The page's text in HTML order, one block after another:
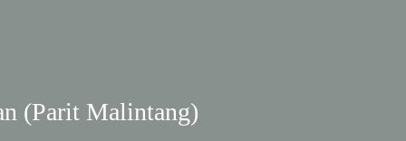
(Parit Malintang)